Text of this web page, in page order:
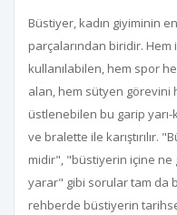
Büstiyer, kadın giyiminin
parçalarından biridir. Hem
kullanılabilen, hem spor
alan, hem sütyen görevini
üstlenebilen bu garip
ve bralette ile karıştırılır.
midir", "büstiyerin içine
yarar" gibi sorular tam da
rehberde büstiyerin